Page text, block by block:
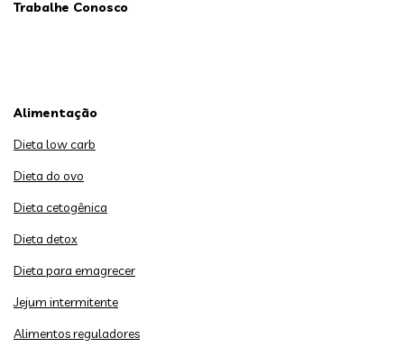
Trabalhe Conosco
Alimentação
Dieta low carb
Dieta do ovo
Dieta cetogênica
Dieta detox
Dieta para emagrecer
Jejum intermitente
Alimentos reguladores